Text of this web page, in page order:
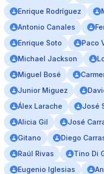
Enrique Rodríguez
Antonio Canales
Enrique Soto
Paco
Michael Jackson
Miguel Bosé
Junior Miguez
Álex Larache
José
Alicia Gil
José
Gitano
Diego
Raúl Rivas
Tino Di
Eugenio Iglesias